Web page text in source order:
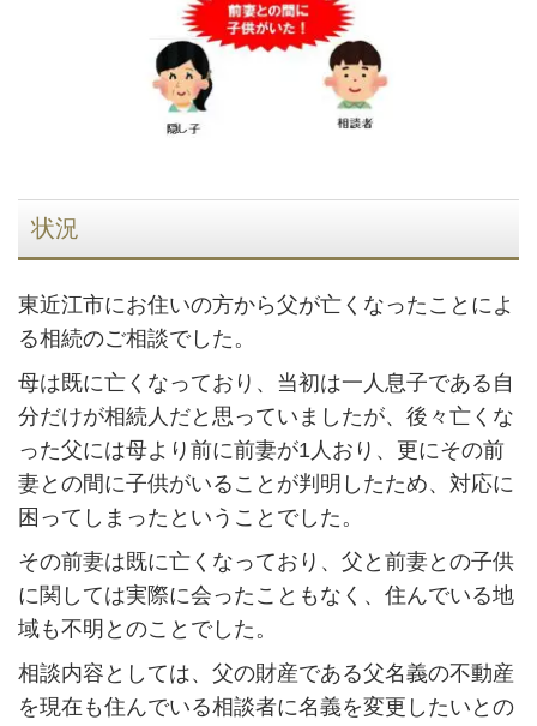
状況
東近江市にお住いの方から父が亡くなったことによ
る相続のご相談でした。
母は既に亡くなっており、当初は一人息子である自
分だけが相続人だと思っていましたが、後々亡くな
った父には母より前に前妻が1人おり、更にその前
妻との間に子供がいることが判明したため、対応に
困ってしまったということでした。
その前妻は既に亡くなっており、父と前妻との子供
に関しては実際に会ったこともなく、住んでいる地
域も不明とのことでした。
相談内容としては、父の財産である父名義の不動産
を現在も住んでいる相談者に名義を変更したいとの